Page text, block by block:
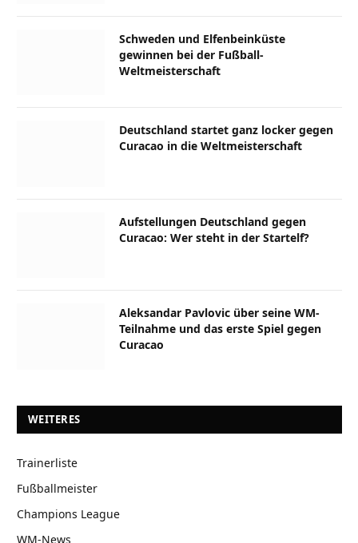
Schweden und Elfenbeinküste
gewinnen bei der Fußball-
Weltmeisterschaft
Deutschland startet ganz locker gegen
Curacao in die Weltmeisterschaft
Aufstellungen Deutschland gegen
Curacao: Wer steht in der Startelf?
Aleksandar Pavlovic über seine WM-
Teilnahme und das erste Spiel gegen
Curacao
WEITERES
Trainerliste
Fußballmeister
Champions League
WM-News